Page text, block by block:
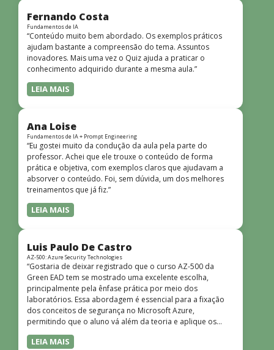
Fernando Costa
Fundamentos de IA
“Conteúdo muito bem abordado. Os exemplos práticos
ajudam bastante a compreensão do tema. Assuntos
inovadores. Mais uma vez o Quiz ajuda a praticar o
conhecimento adquirido durante a mesma aula.”
LEIA MAIS
Ana Loise
Fundamentos de IA + Prompt Engineering
“Eu gostei muito da condução da aula pela parte do
professor. Achei que ele trouxe o conteúdo de forma
prática e objetiva, com exemplos claros que ajudavam a
absorver o conteúdo. Foi, sem dúvida, um dos melhores
treinamentos que já fiz.”
LEIA MAIS
Luis Paulo De Castro
AZ-500: Azure Security Technologies
“Gostaria de deixar registrado que o curso AZ-500 da
Green EAD tem se mostrado uma excelente escolha,
principalmente pela ênfase prática por meio dos
laboratórios. Essa abordagem é essencial para a fixação
dos conceitos de segurança no Microsoft Azure,
permitindo que o aluno vá além da teoria e aplique os
conhecimentos em cenários reais e simulados. Outro
ponto muito positivo é a didática do curso. O conteúdo é
LEIA MAIS